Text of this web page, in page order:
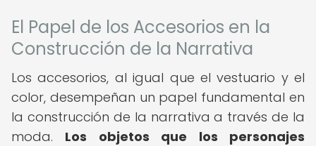
El Papel de los Accesorios en la
Construcción de la Narrativa
Los accesorios, al igual que el vestuario y el
color, desempeñan un papel fundamental en
la construcción de la narrativa a través de la
moda. Los objetos que los personajes